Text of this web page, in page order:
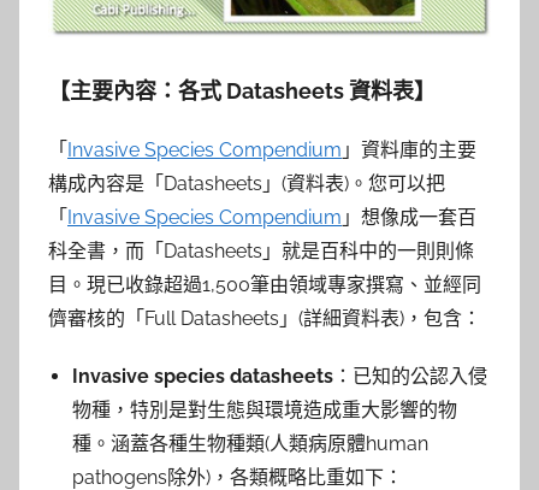
【主要內容：各式 Datasheets 資料表】
「Invasive Species Compendium 」資料庫的主要
構成內容是「Datasheets」(資料表)。您可以把
「Invasive Species Compendium 」想像成一套百
科全書，而「Datasheets」就是百科中的一則則條
目。現已收錄超過1,500筆由領域專家撰寫、並經同
儕審核的「Full Datasheets」(詳細資料表)，包含：
Invasive species datasheets ：已知的公認入侵
物種，特別是對生態與環境造成重大影響的物
種。涵蓋各種生物種類(人類病原體human
pathogens除外)，各類概略比重如下：